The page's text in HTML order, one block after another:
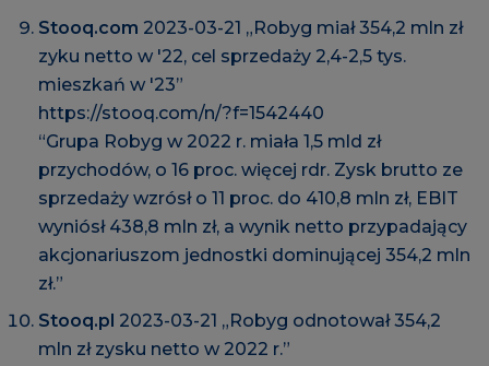
Stooq.com 2023-03-21 „Robyg miał 354,2 mln zł
zyku netto w '22, cel sprzedaży 2,4-2,5 tys.
mieszkań w '23”
https://stooq.com/n/?f=1542440
“Grupa Robyg w 2022 r. miała 1,5 mld zł
przychodów, o 16 proc. więcej rdr. Zysk brutto ze
sprzedaży wzrósł o 11 proc. do 410,8 mln zł, EBIT
wyniósł 438,8 mln zł, a wynik netto przypadający
akcjonariuszom jednostki dominującej 354,2 mln
zł.”
Stooq.pl 2023-03-21 „Robyg odnotował 354,2
mln zł zysku netto w 2022 r.”